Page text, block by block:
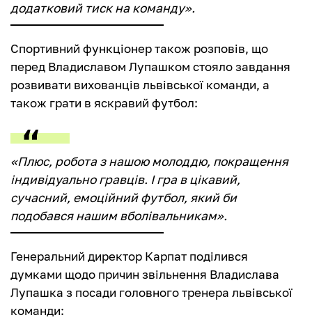
додатковий тиск на команду».
Спортивний функціонер також розповів, що
перед Владиславом Лупашком стояло завдання
розвивати вихованців львівської команди, а
також грати в яскравий футбол:
«Плюс, робота з нашою молоддю, покращення
індивідуально гравців. І гра в цікавий,
сучасний, емоційний футбол, який би
подобався нашим вболівальникам».
Генеральний директор Карпат поділився
думками щодо причин звільнення Владислава
Лупашка з посади головного тренера львівської
команди: